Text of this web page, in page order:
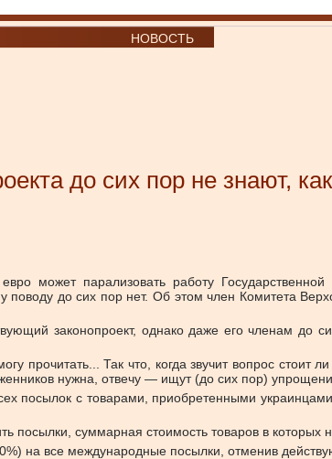
НОВОСТЬ
до сих пор не знают,
может парализовать работу
до сих пор нет. Об этом член Комитета
законопроект, однако даже его членам
прочитать... Так что, когда звучит вопрос
нужна, отвечу — ищут (до сих пор)
посылок с товарами, приобретенными
суммарная стоимость товаров в которых
на все международные посылки, отменив